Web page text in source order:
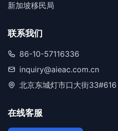
新加坡移民局
联系我们
86-10-57116336
inquiry@aieac.com.cn
北京东城灯市口大街33#616
在线客服